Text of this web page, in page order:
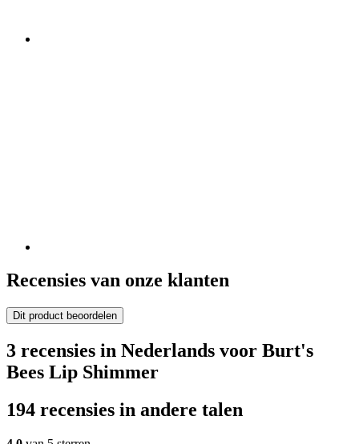
Recensies van onze klanten
Dit product beoordelen
3 recensies in Nederlands voor Burt's
Bees Lip Shimmer
194 recensies in andere talen